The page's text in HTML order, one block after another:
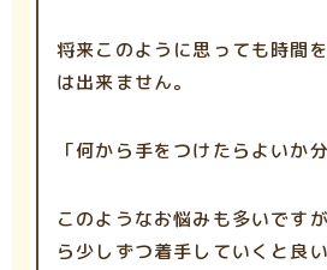
将来このように思っても時間
は出来ません。
「何から手をつけたらよいか
このようなお悩みも多いです
ら少しずつ着手していくと良